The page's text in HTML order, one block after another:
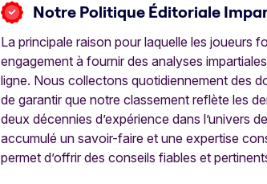
Notre Politique Éditoriale
La principale raison pour laquelle les joueurs
engagement à fournir des analyses
ligne. Nous collectons quotidiennement des
de garantir que notre classement reflète les
deux décennies d’expérience dans l’univers
accumulé un savoir-faire et une expertise
permet d’offrir des conseils fiables et